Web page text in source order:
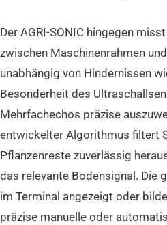
Der AGRI-SONIC hingegen
zwischen Maschinenrahmen
unabhängig von Hindernissen
Besonderheit des
Mehrfachechos präzise
entwickelter Algorithmus filtert
Pflanzenreste zuverlässig
das relevante Bodensignal. Die
im Terminal angezeigt oder
präzise manuelle oder